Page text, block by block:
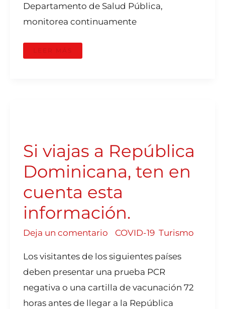
Departamento de Salud Pública,
monitorea continuamente
LEER MÁS
Si viajas a República
Dominicana, ten en
cuenta esta
información.
Deja un comentario COVID-19, Turismo
Los visitantes de los siguientes países
deben presentar una prueba PCR
negativa o una cartilla de vacunación 72
horas antes de llegar a la República
TEN
EN
CUENTA
INFORMACIÓN.